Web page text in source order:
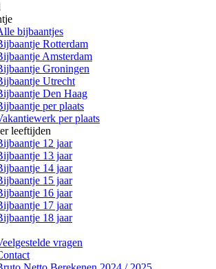
bijbaantjes
Rotterdam
Amsterdam
Groningen
Utrecht
Den Haag
per plaats
per plaats
leeftijden
12 jaar
13 jaar
14 jaar
15 jaar
16 jaar
17 jaar
18 jaar
vragen